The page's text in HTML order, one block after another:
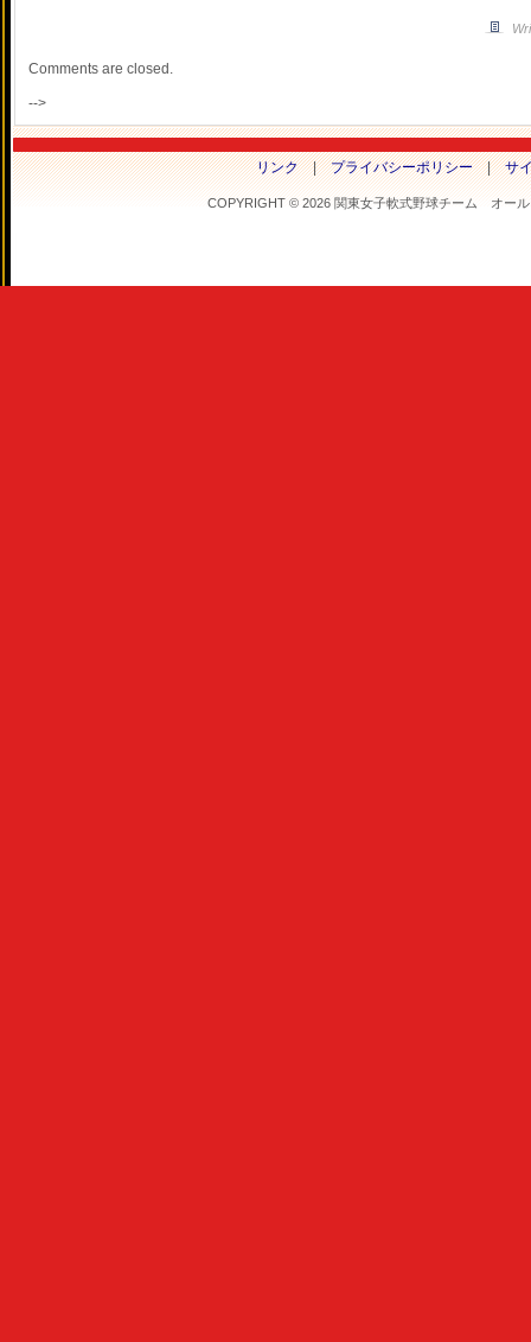
Comments are closed.
-->
リンク|プライバシーポリシー|サ
COPYRIGHT © 2026 関東女子軟式野球チーム オー